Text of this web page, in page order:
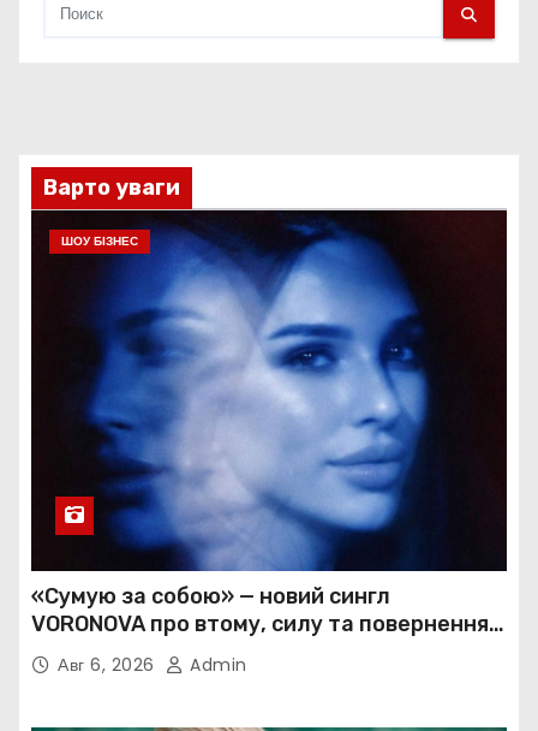
Варто уваги
ШОУ БІЗНЕС
«Сумую за собою» — новий сингл
VORONOVA про втому, силу та повернення
до себе
Авг 6, 2026 Admin